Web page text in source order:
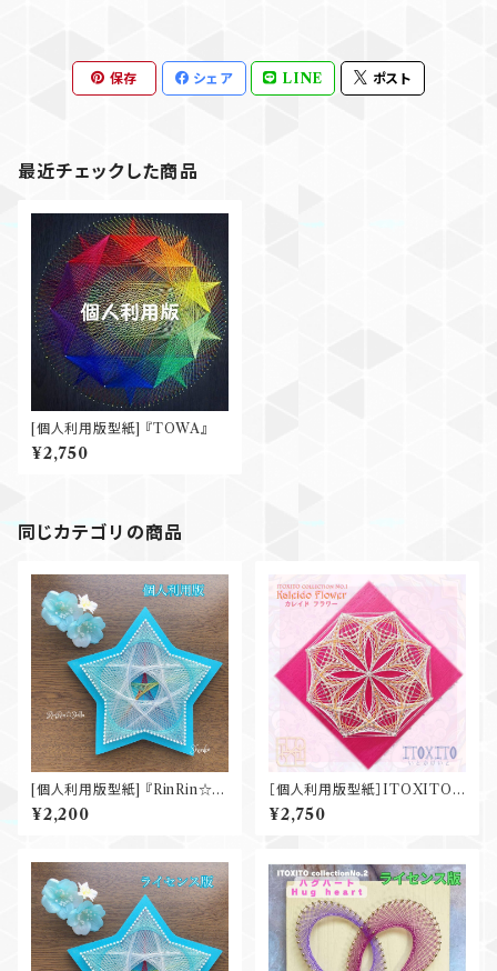
保存 シェア LINE ポスト
最近チェックした商品
[個人利用版型紙] 『TOWA』
¥2,750
同じカテゴリの商品
[個人利用版型紙] 『RinRin☆St
ella』
¥2,200
［個人利用版型紙］ITOXITO
Collection『Kaleido Flowe
r』
¥2,750